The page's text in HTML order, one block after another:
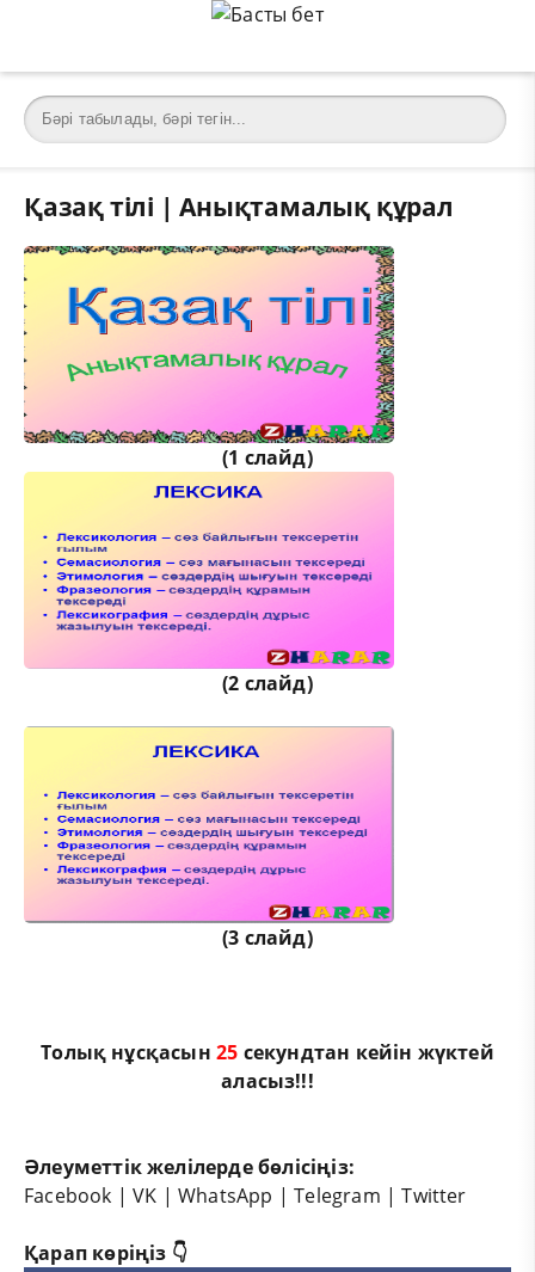
Қазақ тілі | Анықтамалық құрал
(1 слайд)
(2 слайд)
(3 слайд)
Толық нұсқасын25 секундтан кейін жүктей
аласыз!!!
Әлеуметтік желілерде бөлісіңіз:
Facebook |VK |WhatsApp |Telegram |Twitter
Қарап көріңіз 👇